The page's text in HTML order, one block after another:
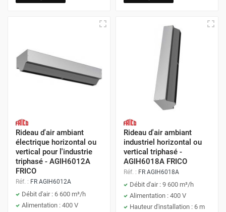
Rideau d'air ambiant
électrique horizontal ou
vertical pour l'industrie
triphasé - AGIH6012A
FRICO
Réf. : FR AGIH6012A
Débit d'air : 6 600 m³/h
Alimentation : 400 V
Rideau d'air ambiant
industriel horizontal ou
vertical triphasé -
AGIH6018A FRICO
Réf. : FR AGIH6018A
Débit d'air : 9 600 m³/h
Alimentation : 400 V
Hauteur d'installation : 6 m